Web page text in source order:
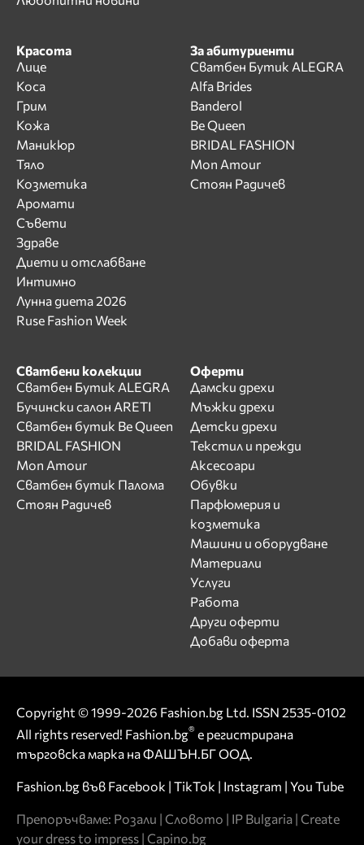
Красота
Лице
Коса
Грим
Кожа
Маникюр
Тяло
Козметика
Аромати
Съвети
Здраве
Диети и отслабване
Интимно
Лунна диета 2026
Ruse Fashion Week
За абитуриенти
Сватбен Бутик ALEGRA
Alfa Brides
Banderol
Be Queen
BRIDAL FASHION
Mon Amour
Стоян Радичев
Сватбени колекции
Сватбен Бутик ALEGRA
Бучински салон ARETI
Сватбен бутик Be Queen
BRIDAL FASHION
Mon Amour
Сватбен бутик Палома
Стоян Радичев
Оферти
Дамски дрехи
Мъжки дрехи
Детски дрехи
Текстил и прежди
Аксесоари
Обувки
Парфюмерия и
козметика
Машини и оборудване
Материали
Услуги
Работа
Други оферти
Добави оферта
Copyright © 1999-2026 Fashion.bg Ltd. ISSN 2535-0102
All rights reserved! Fashion.bg® е регистрирана
търговска марка на ФАШЪН.БГ ООД.
Fashion.bg във Facebook | TikTok | Instagram | You Tube
Препоръчваме: Розали | Словото | IP Bulgaria | Create
your dress to impress | Capino.bg